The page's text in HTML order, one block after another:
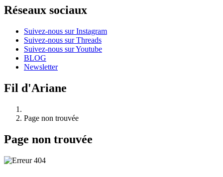
Réseaux sociaux
Suivez-nous sur Instagram
Suivez-nous sur Threads
Suivez-nous sur Youtube
BLOG
Newsletter
Fil d'Ariane
Page non trouvée
Page non trouvée